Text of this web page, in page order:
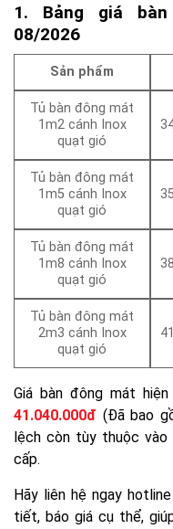
1. Bảng giá
08/2026
Sản phẩm
Tủ bàn đông mát
1m2 cánh Inox
quạt gió
Tủ bàn đông mát
1m5 cánh Inox
quạt gió
Tủ bàn đông mát
1m8 cánh Inox
quạt gió
Tủ bàn đông mát
2m3 cánh Inox
quạt gió
Giá bàn đông mát
41.040.000đ (Đã bao
lệch còn tùy thuộc vào
cấp.
Hãy liên hệ ngay hotline
tiết, báo giá cụ thể,